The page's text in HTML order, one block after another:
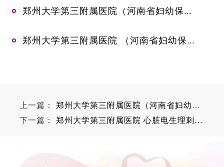
郑州大学第三附属医院（河南省妇幼保健院）生殖医学科第三方检验服务项目变更公告
郑州大学第三附属医院 （河南省妇幼保健院） 3号楼、门诊楼、博爱楼氧气管道改造项目公开议价公告
上一篇： 郑州大学第三附属医院（河南省妇幼保健院）东院区医用织物洗涤服务项目流标公告
下一篇： 郑州大学第三附属医院 心脏电生理刺激仪项目结果公告